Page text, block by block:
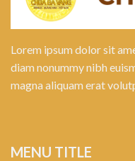
Lorem ipsum dolor sit
diam nonummy nibh
magna aliquam erat
MENU TITLE